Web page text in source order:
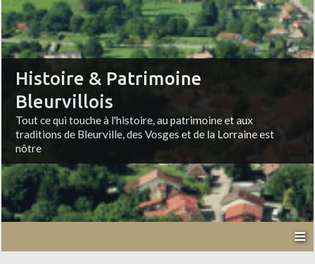
Histoire & Patrimoine
Bleurvillois
Tout ce qui touche à l'histoire, au patrimoine et aux
traditions de Bleurville, des Vosges et de la Lorraine est
nôtre